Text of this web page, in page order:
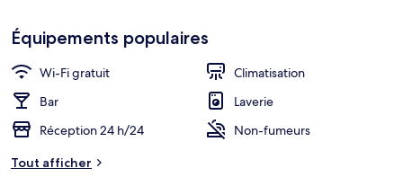
Équipements populaires
Wi-Fi gratuit
Climatisation
Bar
Laverie
Réception 24 h/24
Non-fumeurs
Tout afficher